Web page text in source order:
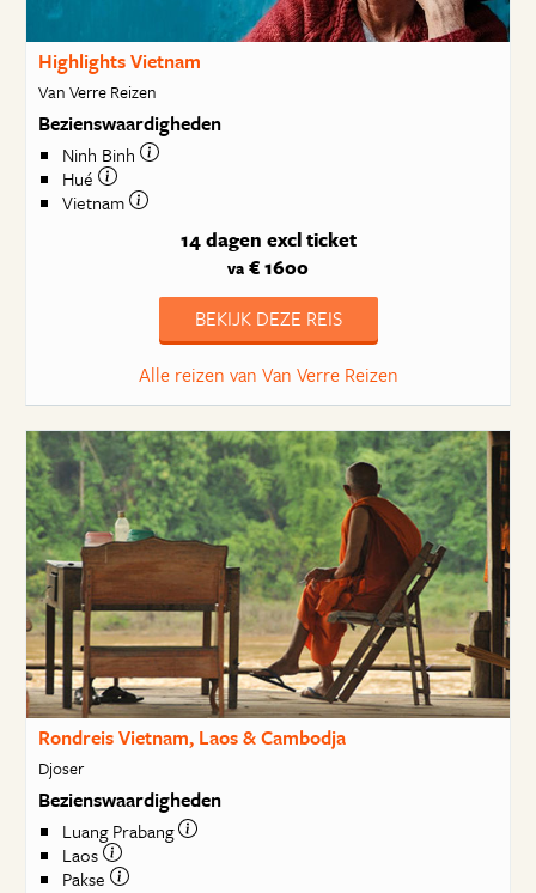
Highlights Vietnam
Van Verre Reizen
Bezienswaardigheden
Ninh Binh
Hué
Vietnam
14 dagen excl ticket
va € 1600
BEKIJK DEZE REIS
Alle reizen van Van Verre Reizen
Rondreis Vietnam, Laos & Cambodja
Djoser
Bezienswaardigheden
Luang Prabang
Laos
Pakse